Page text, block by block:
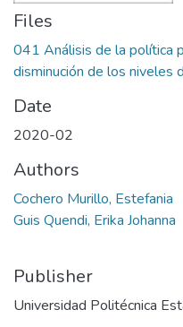
Files
041 Análisis de la política
disminución de los niveles
Date
2020-02
Authors
Cochero Murillo, Estefania
Guis Quendi, Erika Johanna
Publisher
Universidad Politécnica